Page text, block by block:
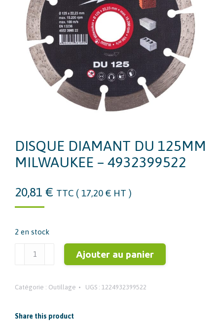
DISQUE DIAMANT DU 125MM
MILWAUKEE – 4932399522
20,81 € TTC ( 17,20 € HT )
2 en stock
quantité
DIAMANT
125MM
Ajouter au panier
Catégorie : Outillage UGS : 1224932399522
Share this product